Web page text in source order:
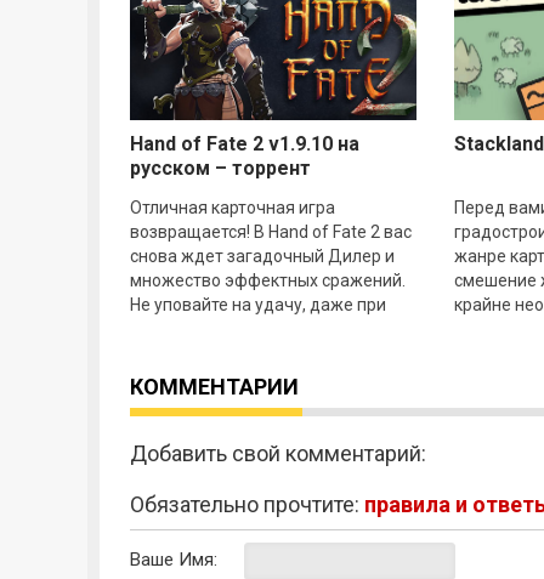
Hand of Fate 2 v1.9.10 на
русском – торрент
Отличная карточная игра
возвращается! В Hand of Fate 2 вас
снова ждет загадочный Дилер и
множество эффектных сражений.
Не уповайте на удачу, даже при
Перед
жанре
смешение
крайне
КОММЕНТАРИИ
Добавить свой комментарий:
Обязательно прочтите: правила и
Ваше Имя: